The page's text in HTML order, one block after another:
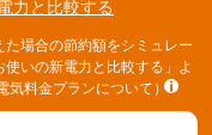
力と比較する
た場合の節約額をシミュレー
いの新電力と比較する」よ
気料金プランについて）